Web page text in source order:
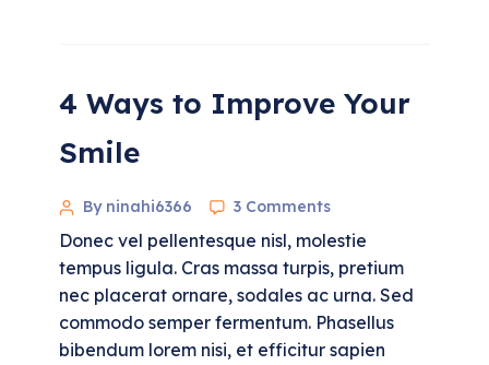
4 Ways to Improve Your
Smile
By ninahi6366 3 Comments
Donec vel pellentesque nisl, molestie
tempus ligula. Cras massa turpis, pretium
nec placerat ornare, sodales ac urna. Sed
commodo semper fermentum. Phasellus
bibendum lorem nisi, et efficitur sapien